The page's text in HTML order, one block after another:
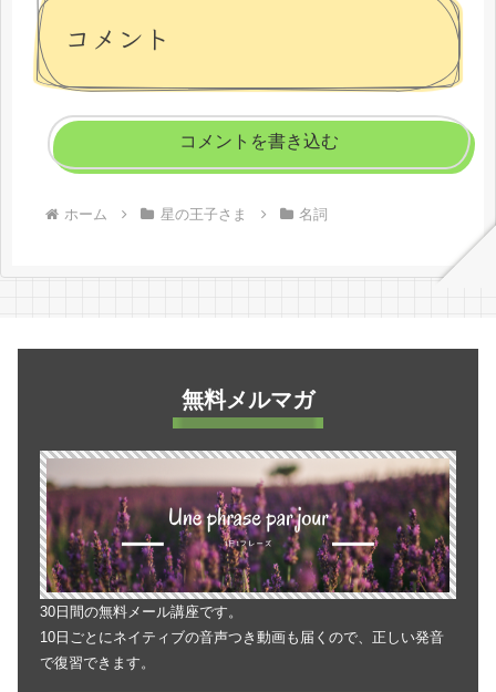
コメント
コメントを書き込む
ホーム 星の王子さま 名詞
無料メルマガ
30日間の無料メール講座です。
10日ごとにネイティブの音声つき動画も届くので、正しい発音
で復習できます。